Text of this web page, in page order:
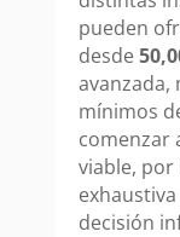
pueden
desde
avanzada,
mínimos
comenzar
viable, por
decisión